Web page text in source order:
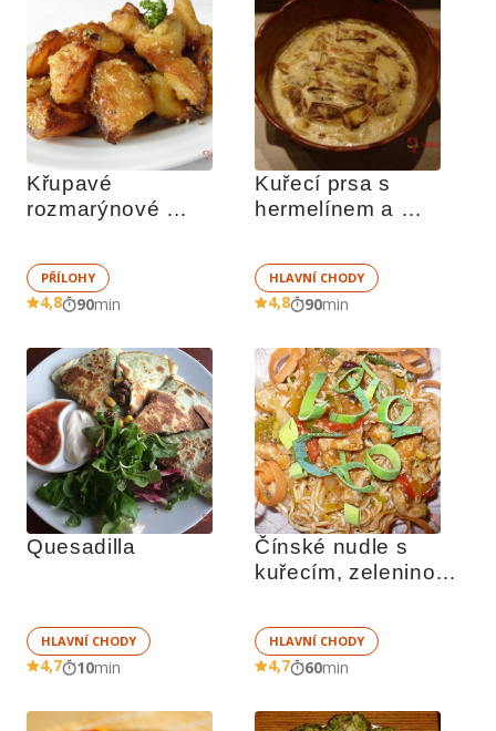
Křupavé
rozmarýnové
PŘÍLOHY
4,8 90min
Kuřecí prsa s
hermelínem a
HLAVNÍ CHODY
4,8 90min
Quesadilla
HLAVNÍ CHODY
4,7 10min
Čínské nudle s
kuřecím, zeleninou a
HLAVNÍ CHODY
4,7 60min